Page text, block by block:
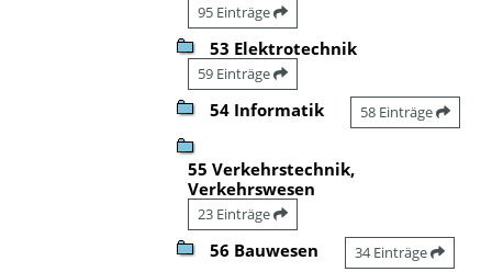
95 Einträge
53 Elektrotechnik
59 Einträge
54 Informatik 58 Einträge
55 Verkehrstechnik,
Verkehrswesen
23 Einträge
56 Bauwesen 34 Einträge